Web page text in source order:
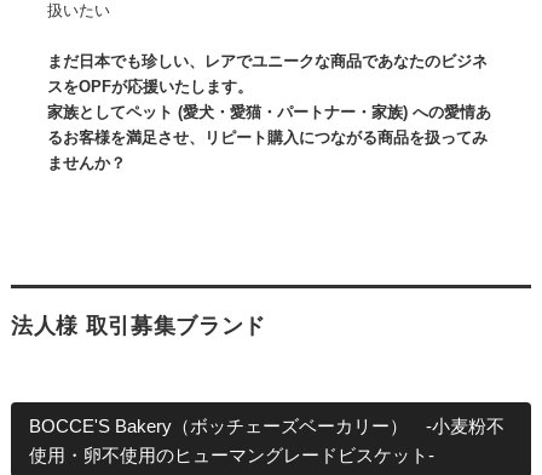
扱いたい
まだ日本でも珍しい、レアでユニークな商品であなたのビジネ
スをOPFが応援いたします。
家族としてペット (愛犬・愛猫・パートナー・家族) への愛情あ
るお客様を満足させ、リピート購入につながる商品を扱ってみ
ませんか？
法人様 取引募集ブランド
BOCCE'S Bakery（ボッチェーズベーカリー） -小麦粉不
使用・卵不使用のヒューマングレードビスケット-